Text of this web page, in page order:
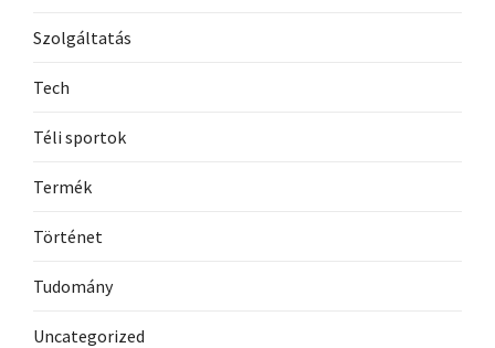
Szolgáltatás
Tech
Téli sportok
Termék
Történet
Tudomány
Uncategorized